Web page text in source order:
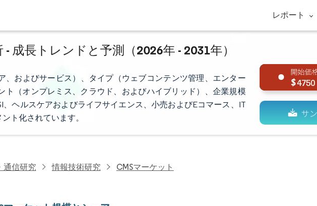
レポート
成長トレンドと予測（2026年 - 2031年）
、およびサービス）、タイプ（ウェブコンテンツ管理、エンター
（オンプレミス、クラウド、およびハイブリッド）、企業規模
、ヘルスケアおよびライフサイエンス、小売およびEコマース、IT
ト化されています。
4750
通信研究 情報技術研究 CMSマーケット